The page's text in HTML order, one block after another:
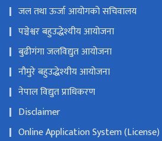
जल तथा ऊर्जा आयोगको सचिवालय
पञ्चेश्वर बहुउद्धेश्यीय आयोजना
बुढीगंगा जलविद्युत आयोजना
नौमुरे बहुउद्धेश्यीय आयोजना
नेपाल विद्युत प्राधिकरण
Disclaimer
Online Application System (License)